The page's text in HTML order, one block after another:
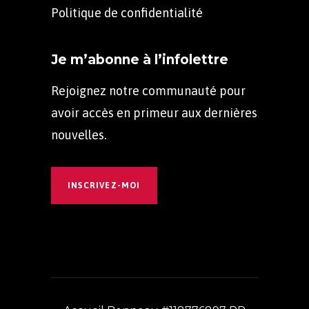
Politique de confidentialité
Je m’abonne à l’infolettre
Rejoignez notre communauté pour
avoir accès en primeur aux dernières
nouvelles.
INSCRIVEZ-MOI